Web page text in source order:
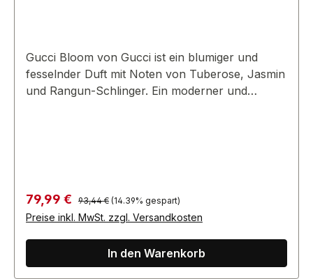
Gucci Bloom von Gucci ist ein blumiger und
fesselnder Duft mit Noten von Tuberose, Jasmin
und Rangun-Schlinger. Ein moderner und
Verkaufspreis:
79,99 € Regulärer Preis:
93,44 € (14.39% gespart)
Preise inkl. MwSt. zzgl. Versandkosten
In den Warenkorb